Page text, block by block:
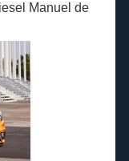
Manuel de